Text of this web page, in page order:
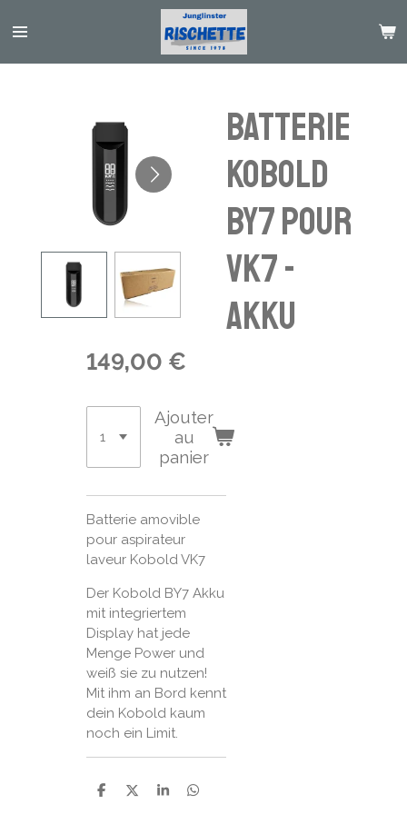
au
Batterie
Kobold
BY7 pour
VK7 -
Akku
149,00 €
Ajouter
au
panier
Batterie amovible
pour aspirateur
laveur Kobold VK7
Der Kobold BY7 Akku
mit integriertem
Display hat jede
Menge Power und
weiß sie zu nutzen!
Mit ihm an Bord kennt
dein Kobold kaum
noch ein Limit.
P
P
P
P